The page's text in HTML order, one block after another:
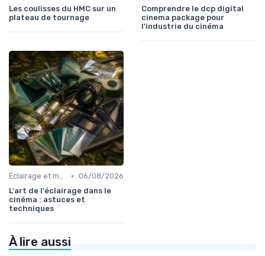
Les coulisses du HMC sur un
plateau de tournage
Comprendre le dcp digital
cinema package pour
l'industrie du cinéma
Éclairage et machinerie • 06/08/2026
L'art de l'éclairage dans le
cinéma : astuces et
techniques
À lire aussi